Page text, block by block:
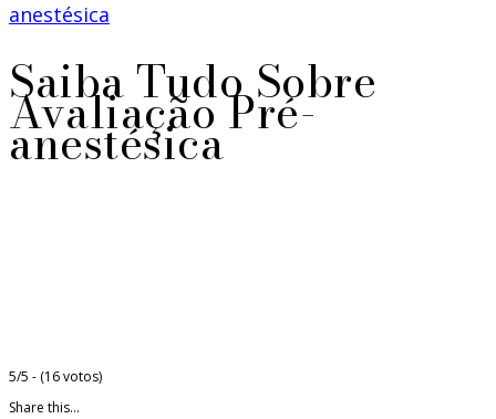
anestésica
Saiba Tudo Sobre
Avaliação Pré-
anestésica
5/5 - (16 votos)
Share this...